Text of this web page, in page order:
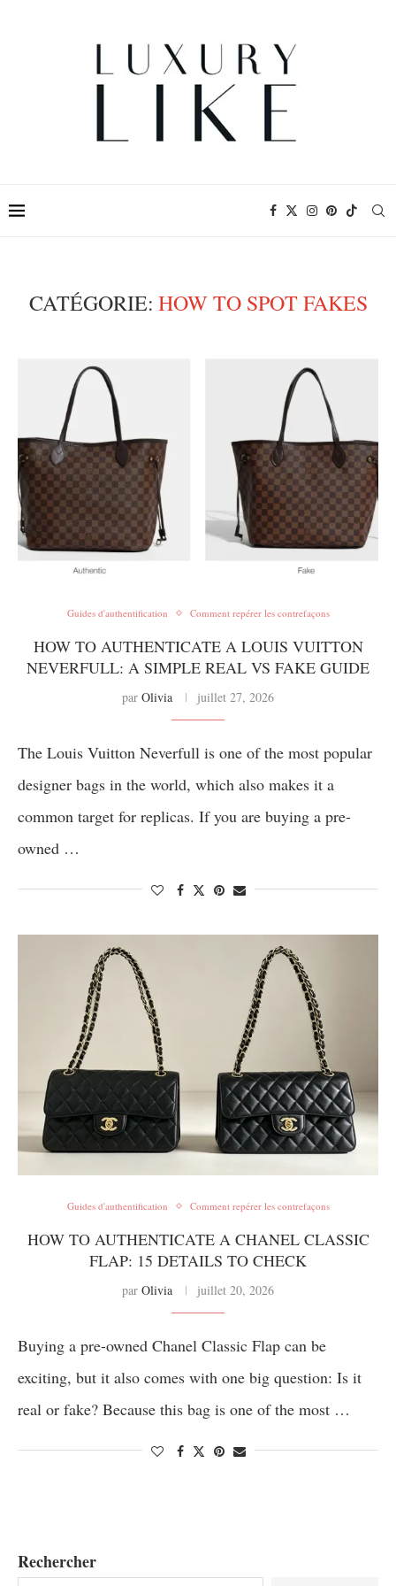
CATÉGORIE: HOW TO SPOT FAKES
Guides d'authentification Comment repérer les contrefaçons
HOW TO AUTHENTICATE A LOUIS VUITTON
NEVERFULL: A SIMPLE REAL VS FAKE GUIDE
par Olivia juillet 27, 2026
The Louis Vuitton Neverfull is one of the most popular
designer bags in the world, which also makes it a
common target for replicas. If you are buying a pre-
owned …
Guides d'authentification Comment repérer les contrefaçons
HOW TO AUTHENTICATE A CHANEL CLASSIC
FLAP: 15 DETAILS TO CHECK
par Olivia juillet 20, 2026
Buying a pre-owned Chanel Classic Flap can be
exciting, but it also comes with one big question: Is it
real or fake? Because this bag is one of the most …
Rechercher